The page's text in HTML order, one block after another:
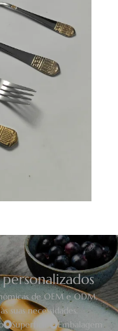
de OEM e ODM,
suas necessidades.
Superfície
Embalagem